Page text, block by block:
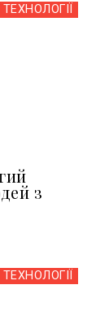
з